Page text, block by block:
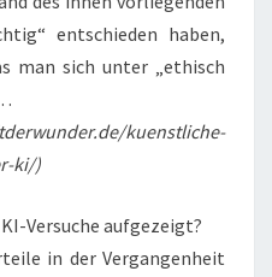
entschieden haben,
man sich unter „ethisch
kuenstliche-
ki/)
Versuche aufgezeigt?
in der Vergangenheit